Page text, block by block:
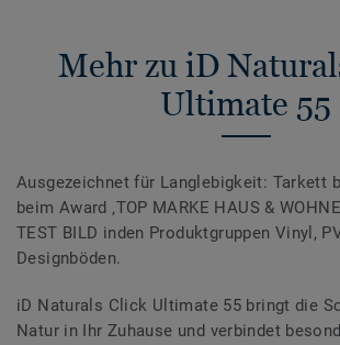
Mehr zu iD
Ultimate 55
Ausgezeichnet für Langlebigkeit: Tarkett
beim Award ‚TOP MARKE HAUS &
TEST BILD inden Produktgruppen Vinyl,
Designböden.
iD Naturals Click Ultimate 55 bringt die
Natur in Ihr Zuhause und verbindet